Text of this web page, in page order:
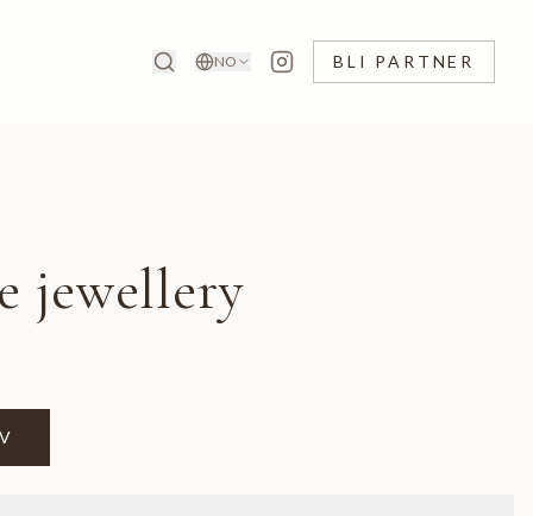
NO BLI PARTNER
jewellery